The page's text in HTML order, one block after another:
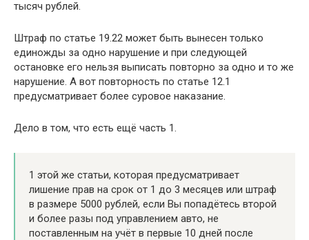
тысяч рублей.
Штраф по статье 19.22 может быть вынесен только
единожды за одно нарушение и при следующей
остановке его нельзя выписать повторно за одно и то же
нарушение. А вот повторность по статье 12.1
предусматривает более суровое наказание.
Дело в том, что есть ещё часть 1.
1 этой же статьи, которая предусматривает
лишение прав на срок от 1 до 3 месяцев или штраф
в размере 5000 рублей, если Вы попадётесь второй
и более разы под управлением авто, не
поставленным на учёт в первые 10 дней после